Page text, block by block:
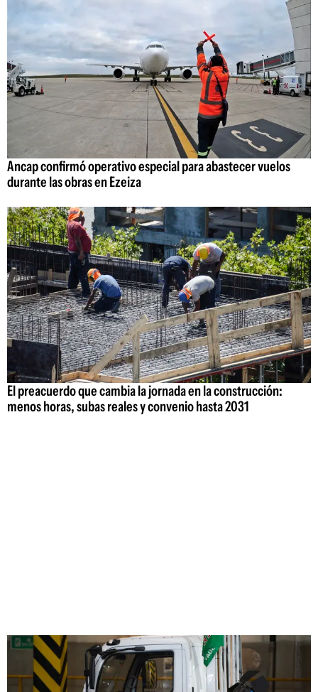
Ancap confirmó operativo especial para abastecer vuelos
durante las obras en Ezeiza
El preacuerdo que cambia la jornada en la construcción:
menos horas, subas reales y convenio hasta 2031